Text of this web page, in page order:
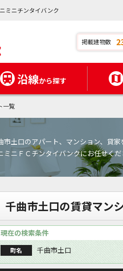
ミニチンタイバンク
掲載建物数
沿線から探す
一覧
市土口のアパート、マンション、貸
ミニＦＣチンタイバンクにお任せく
千曲市土口の賃貸マン
現在の検索条件
町名 千曲市土口